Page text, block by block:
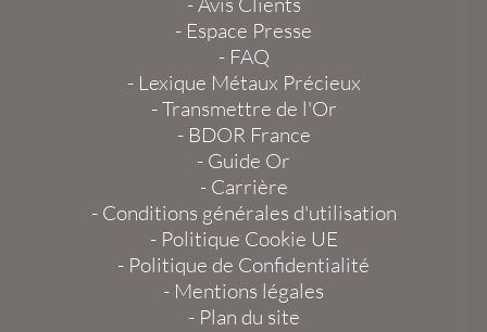
- Espace Presse
- FAQ
- Lexique Métaux Précieux
-Transmettre de l'Or
- BDOR France
- Guide Or
- Carrière
- Conditions générales d'utilisation
- Politique Cookie UE
- Politique de Confidentialité
- Mentions légales
- Plan du site